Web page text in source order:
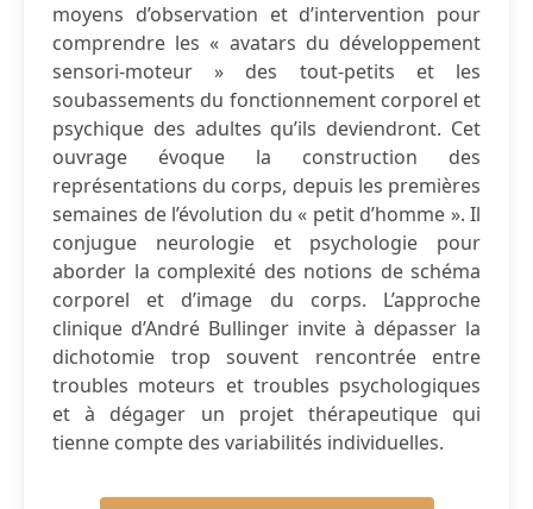
moyens d’observation et d’intervention pour
comprendre les « avatars du développement
sensori-moteur » des tout-petits et les
soubassements du fonctionnement corporel et
psychique des adultes qu’ils deviendront. Cet
ouvrage évoque la construction des
représentations du corps, depuis les premières
semaines de l’évolution du « petit d’homme ». Il
conjugue neurologie et psychologie pour
aborder la complexité des notions de schéma
corporel et d’image du corps. L’approche
clinique d’André Bullinger invite à dépasser la
dichotomie trop souvent rencontrée entre
troubles moteurs et troubles psychologiques
et à dégager un projet thérapeutique qui
tienne compte des variabilités individuelles.